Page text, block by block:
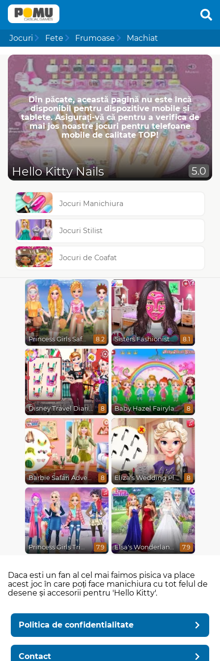
Jocuri Fete Frumoase Machiat
Din păcate, această pagină nu este încă
disponibil pentru dispozitive mobile și
tablete. Asigurați-vă că pentru a verifica de
mai jos noastre jocuri pentru telefoane
mobile de calitate TOP!
Hello Kitty Nails 5.0
Jocuri Manichiura
Jocuri Stilist
Jocuri de Coafat
Princess Girls Safari Trip 8.2 Sisters Fashionista Makeup 8.1
Disney Travel Diaries: City Break 8 Baby Hazel Fairyland Ballet 8
Barbie Safari Adventure 8 Eliza's Wedding Planner 8
Princess Girls Trip To Aspen 7.9 Elsa's Wonderland Wedding 7.9
Daca esti un fan al cel mai faimos pisica va place
acest joc în care poți face manichiura cu tot felul de
desene și accesorii pentru 'Hello Kitty'.
Politica de confidentialitate
Contact